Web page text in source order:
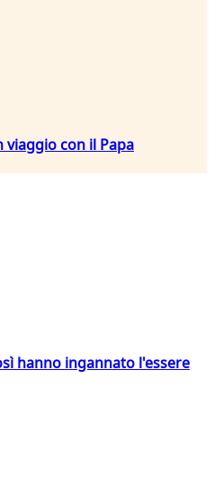
con il Papa
hanno ingannato l'essere